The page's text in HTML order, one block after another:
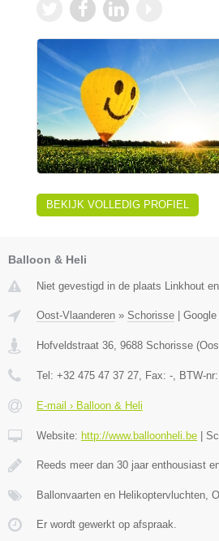
BEKIJK VOLLEDIG PROFIEL
Balloon & Heli
Niet gevestigd in de plaats Linkhout
Oost-Vlaanderen » Schorisse |
Hofveldstraat 36 9688 Schorisse (
Tel: +32 475 47 37 27 , Fax: - , BTW-nr:
E-mail › Balloon & Heli
Website: http://www.balloonheli.be |
Reeds meer dan 30 jaar enthousiast
Ballonvaarten en Helikoptervluchten,
Er wordt gewerkt op afspraak.